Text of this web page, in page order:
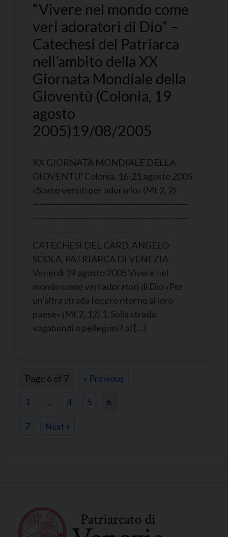
“Vivere nel mondo come
veri adoratori di Dio” –
Catechesi del Patriarca
nell’ambito della XX
Giornata Mondiale della
Gioventù (Colonia, 19
agosto
2005)19/08/2005
XX GIORNATA MONDIALE DELLA
GIOVENTU’ Colonia, 16-21 agosto 2005
«Siamo venuti per adorarlo» (Mt 2, 2)
——————————————————————
——————————————————————
————————————————
CATECHESI DEL CARD. ANGELO
SCOLA, PATRIARCA DI VENEZIA
Venerdì 19 agosto 2005 Vivere nel
mondo come veri adoratori di Dio «Per
un’altra strada fecero ritorno al loro
paese» (Mt 2, 12) 1. Sulla strada:
vagabondi o pellegrini? a) […]
Page 6 of 7 « Previous
1 … 4 5 6
7 Next »